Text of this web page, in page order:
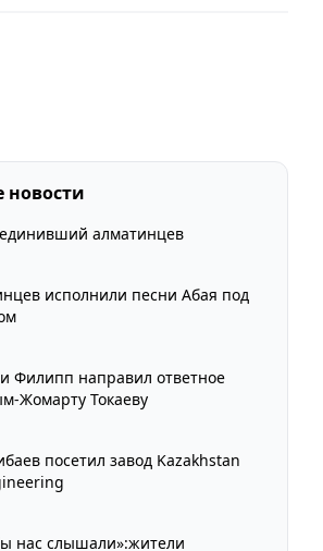
новости
алматинцев
исполнили песни Абая под
Филипп направил ответное
Жомарту Токаеву
посетил завод Kazakhstan
нас слышали»:жители